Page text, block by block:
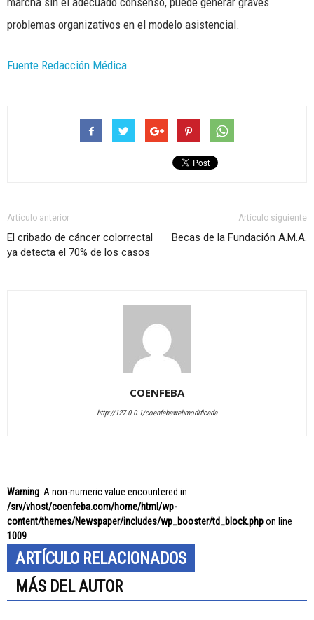
problemas organizativos en el modelo asistencial.
Fuente Redacción Médica
Artículo anterior
El cribado de cáncer colorrectal
ya detecta el 70% de los casos
Artículo siguiente
Becas de la Fundación A.M.A.
COENFEBA
http://127.0.0.1/coenfebawebmodificada
Warning: A non-numeric value encountered in
/srv/vhost/coenfeba.com/home/html/wp-
content/themes/Newspaper/includes/wp_booster/td_block.phpon line
1009
ARTÍCULO RELACIONADOS
MÁS DEL AUTOR